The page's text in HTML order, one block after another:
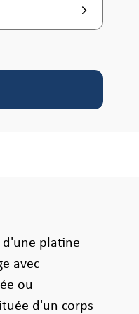
platine
avec
ou
d'un corps